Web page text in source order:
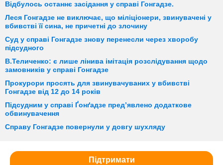
Відбулось останнє засідання у справі Гонгадзе.
Леся Гонгадзе не виключає, що міліціонери, звинувачені у
вбивстві її сина, не причетні до злочину
Суд у справі Гонгадзе знову перенесли через хворобу
підсудного
В.Теличенко: є лише лінива імітація розслідування щодо
замовників у справі Гонгадзе
Прокурори просять для звинувачуваних у вбивстві
Гонгадзе від 12 до 14 років
Підсудним у справі Ґонґадзе пред’явлено додаткове
обвинувачення
Справу Гонгадзе повернули у довгу шухляду
Підтримати